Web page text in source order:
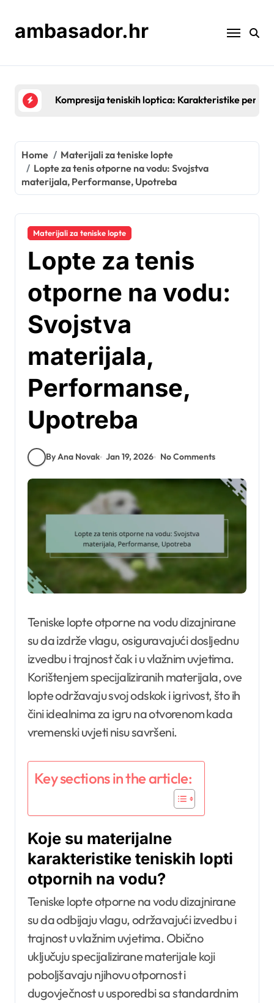
contentambasador.hr
Prirodna guma u teniskim lopticama: Prednosti,
Home
Materijali za teniske lopte
Lopte za tenis otporne na vodu: Svojstva
materijala, Performanse, Upotreba
Materijali za teniske lopte
Lopte za tenis
otporne na vodu:
Svojstva
materijala,
Performanse,
Upotreba
By Ana Novak Jan 19, 2026 No Comments
Teniske lopte otporne na vodu dizajnirane
su da izdrže vlagu, osiguravajući dosljednu
izvedbu i trajnost čak i u vlažnim uvjetima.
Korištenjem specijaliziranih materijala, ove
lopte održavaju svoj odskok i igrivost, što ih
čini idealnima za igru na otvorenom kada
vremenski uvjeti nisu savršeni.
Key sections in the article:
Koje su materijalne
karakteristike teniskih lopti
otpornih na vodu?
Teniske lopte otporne na vodu dizajnirane
su da odbijaju vlagu, održavajući izvedbu i
trajnost u vlažnim uvjetima. Obično
uključuju specijalizirane materijale koji
poboljšavaju njihovu otpornost i
dugovječnost u usporedbi sa standardnim